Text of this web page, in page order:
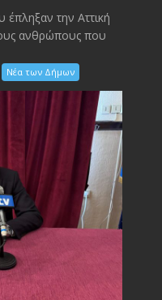
έπληξαν την Αττική
ανθρώπους που
Νέα των Δήμων